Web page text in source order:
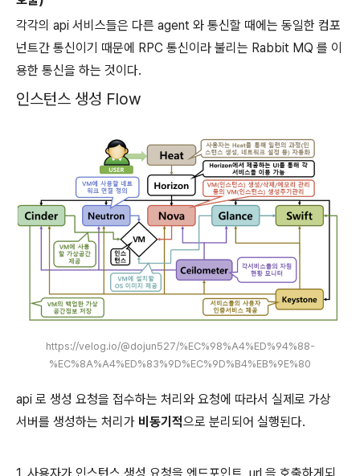
각각의 api 서비스들은 다른 agent 와 통신할 때에는 동일한 컴포
넌트간 통신이기 때문에 RPC 통신이라 불리는 Rabbit MQ 를 이
용한 통신을 하는 것이다.
인스턴스 생성 Flow
https://velog.io/@dojun527/%EC%98%A4%ED%94%88-
%EC%8A%A4%ED%83%9D%EC%9D%B4%EB%9E%80
api 로 생성 요청을 접수하는 처리와 요청에 따라서 실제로 가상
서버를 생성하는 처리가 비동기적으로 분리되어 실행된다.